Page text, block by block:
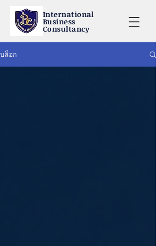
International
Business
Consultancy
บล็อก